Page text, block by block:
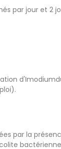
par jour et 2
par la